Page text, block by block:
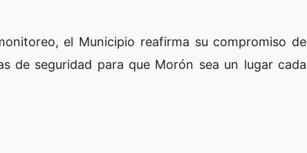
el Municipio reafirma su compromiso de
de seguridad para que Morón sea un lugar cada